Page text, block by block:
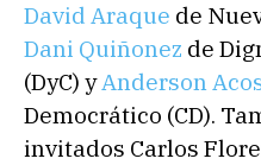
David Araque de
Dani Quiñonez de
(DyC) yAnderson
Democrático (CD).
invitados Carlos